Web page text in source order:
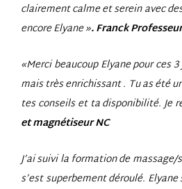
clairement calme et serein avec
encore Elyane ».Franck
«Merci beaucoup Elyane pour ces
mais très enrichissant . Tu as été
tes conseils et ta disponibilité. Je
et magnétiseur NC
J’ai suivi la formation de
s’est superbement déroulé.